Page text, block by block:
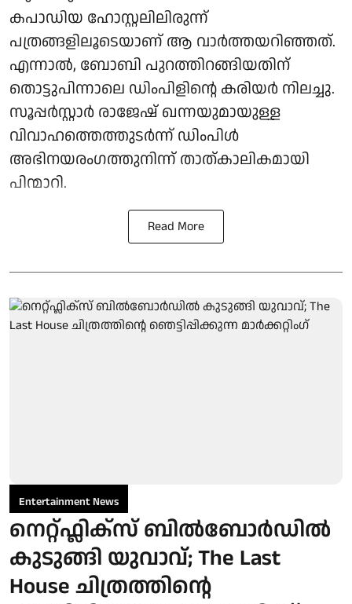
കപാഡിയ ഹോസ്റ്റലിലിരുന്ന്
പത്രങ്ങളിലൂടെയാണ് ആ വാര്‍ത്തയറിഞ്ഞത്.
എന്നാല്‍, ബോബി പുറത്തിറങ്ങിയതിന്
തൊട്ടുപിന്നാലെ ഡിംപിളിന്റെ കരിയര്‍ നിലച്ചു.
സൂപ്പര്‍സ്റ്റാര്‍ രാജേഷ് ഖന്നയുമായുള്ള
വിവാഹത്തെത്തുടര്‍ന്ന് ഡിംപിള്‍
അഭിനയരംഗത്തുനിന്ന് താത്കാലികമായി
പിന്മാറി.
Read More
Entertainment News
നെറ്റ്ഫ്ലിക്സ് ബിൽബോർഡിൽ
കുടുങ്ങി യുവാവ്; The Last
House ചിത്രത്തിന്റെ